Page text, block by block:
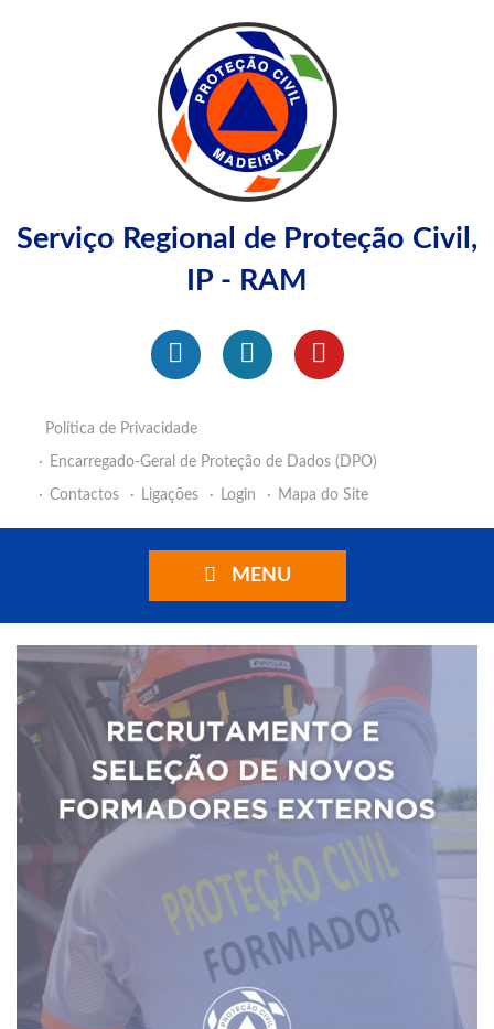
Serviço Regional de Proteção Civil,
IP - RAM
Política de Privacidade
Encarregado-Geral de Proteção de Dados (DPO)
Contactos
Ligações Login Mapa do Site
MENU